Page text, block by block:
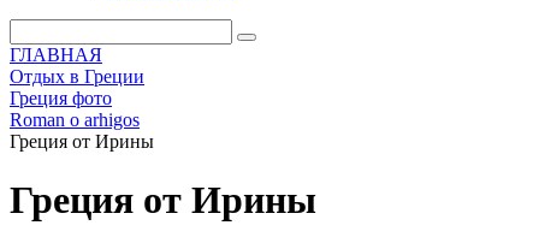
ГЛАВНАЯ
Отдых в Греции
Греция фото
Roman o arhigos
Греция от Ирины
Греция от Ирины